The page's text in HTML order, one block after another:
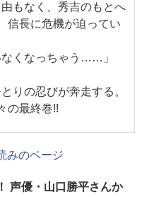
もなく、秀吉のもとへ
信長に危機が迫ってい
くなっちゃう……」
りの忍びが奔走する。
の最終巻!!
みのページ
声優・山口勝平さんか